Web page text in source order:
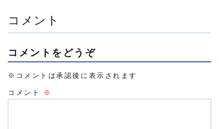
コメント
コメントをどうぞ
※コメントは承認後に表示されます
コメント ※